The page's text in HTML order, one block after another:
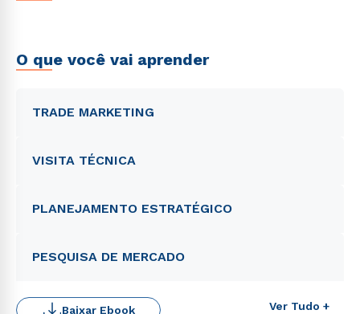
O que você vai aprender
TRADE MARKETING
VISITA TÉCNICA
PLANEJAMENTO ESTRATÉGICO
PESQUISA DE MERCADO
Ver Tudo +
Baixar Ebook